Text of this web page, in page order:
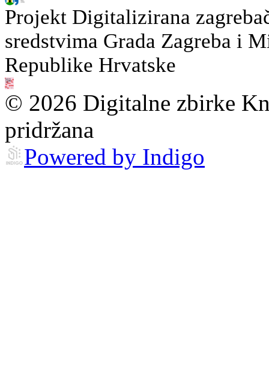
Projekt Digitalizirana
sredstvima Grada Zagreba i
Republike Hrvatske
© 2026 Digitalne zbirke
pridržana
Powered by Indigo